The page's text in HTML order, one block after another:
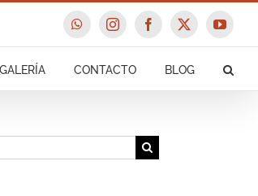
WhatsAppInstagramFacebook
X
GALERÍA CONTACTO BLOG